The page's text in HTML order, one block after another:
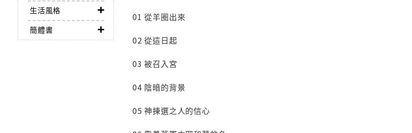
生活風格
簡體書
01 從羊圈出來
02 從這日起
03 被召入宮
04 陰暗的背景
05 神揀選之人的信心